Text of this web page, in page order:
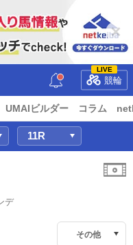
LIVE
競輪
UMAIビルダー コラム
デ
その他